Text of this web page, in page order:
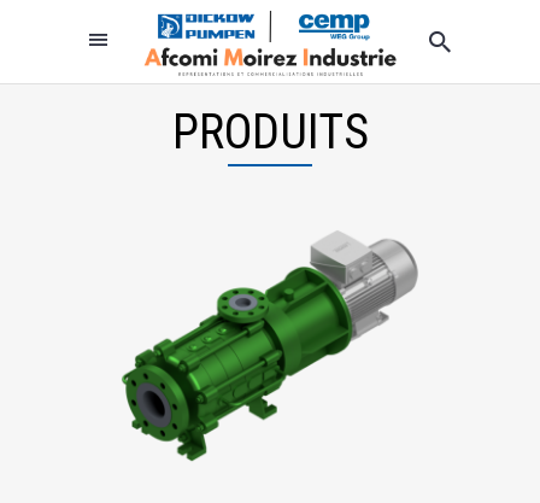
PRODUITS